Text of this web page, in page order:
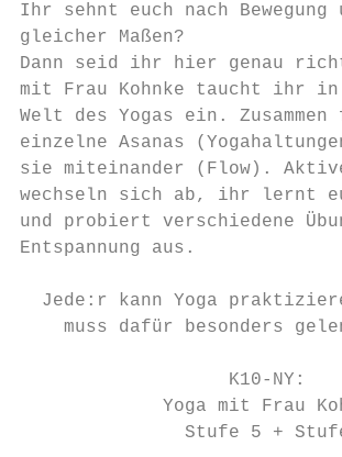
Ihr sehnt euch nach Bewegung
gleicher Maßen?
Dann seid ihr hier genau
mit Frau Kohnke taucht ihr
Welt des Yogas ein.
einzelne Asanas
sie miteinander (Flow).
wechseln sich ab, ihr lernt
und probiert verschiedene
Entspannung aus.
Jede:r kann Yoga
muss dafür besonders
                   K10-NY:
Yoga mit Frau
Stufe 5 +